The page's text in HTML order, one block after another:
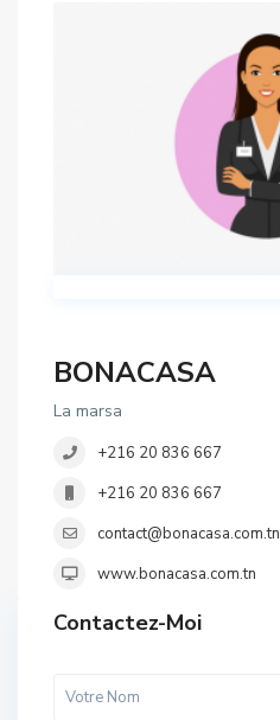
BONACASA
La marsa
+216 20 836 667
+216 20 836 667
contact@bonacasa.com.tn
www.bonacasa.com.tn
Contactez-Moi